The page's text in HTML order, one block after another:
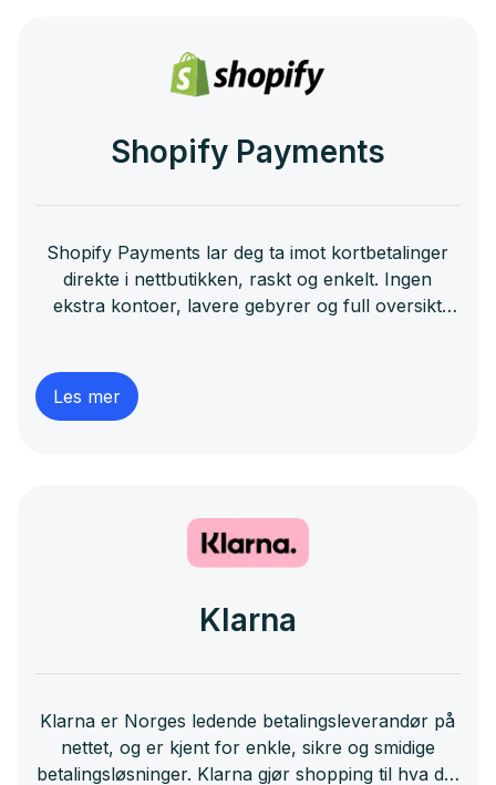
Shopify Payments
Shopify Payments lar deg ta imot kortbetalinger
direkte i nettbutikken, raskt og enkelt. Ingen
ekstra kontoer, lavere gebyrer og full oversikt
Les mer
Klarna
Klarna er Norges ledende betalingsleverandør på
nettet, og er kjent for enkle, sikre og smidige
betalingsløsninger. Klarna gjør shopping til hva det